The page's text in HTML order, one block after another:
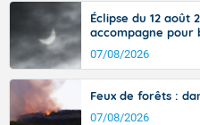
Éclipse du 12 août
accompagne pour
07/08/2026
Feux de forêts :
07/08/2026